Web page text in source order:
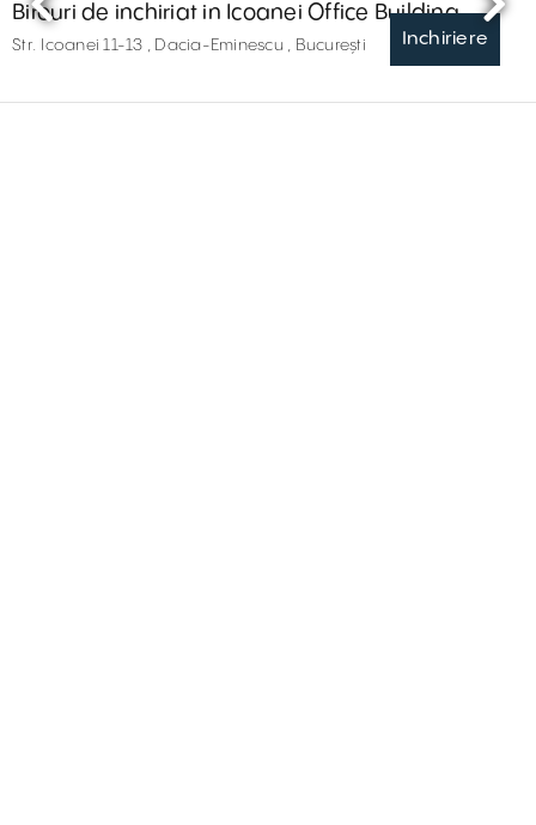
Inchiriere
Birouri de inchiriat in Icoanei Office Building
Str. Icoanei 11-13 , Dacia-Eminescu , București